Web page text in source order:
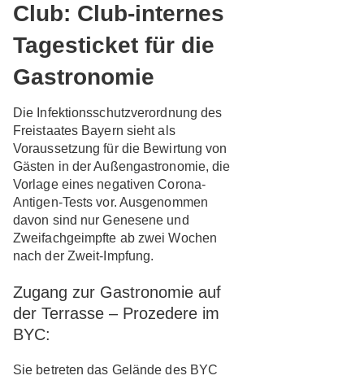
Club: Club-internes
Tagesticket für die
Gastronomie
Die Infektionsschutzverordnung des
Freistaates Bayern sieht als
Voraussetzung für die Bewirtung von
Gästen in der Außengastronomie, die
Vorlage eines negativen Corona-
Antigen-Tests vor. Ausgenommen
davon sind nur Genesene und
Zweifachgeimpfte ab zwei Wochen
nach der Zweit-Impfung.
Zugang zur Gastronomie auf
der Terrasse – Prozedere im
BYC:
Sie betreten das Gelände des BYC